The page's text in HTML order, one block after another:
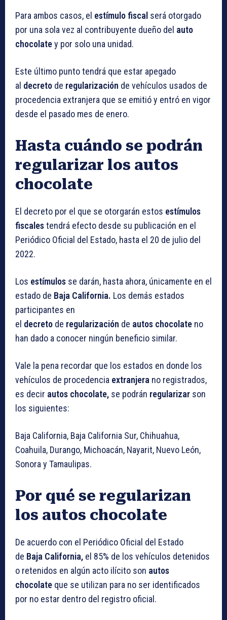
Para ambos casos, el estímulo fiscal será otorgado
por una sola vez al contribuyente dueño del auto
chocolatey por solo una unidad.
Este último punto tendrá que estar apegado
al decreto de regularización de vehículos usados de
procedencia extranjera que se emitió y entró en vigor
desde el pasado mes de enero.
Hasta cuándo se podrán
regularizar los autos
chocolate
El decreto por el que se otorgarán estos estímulos
fiscalestendrá efecto desde su publicación en el
Periódico Oficial del Estado, hasta el 20 de julio del
2022.
Los estímulos se darán, hasta ahora, únicamente en el
estado de Baja California. Los demás estados
participantes en
el decreto de regularización de autos chocolate no
han dado a conocer ningún beneficio similar.
Vale la pena recordar que los estados en donde los
vehículos de procedencia extranjera no registrados,
es decir autos chocolate, se podrán regularizar son
los siguientes:
Baja California, Baja California Sur, Chihuahua,
Coahuila, Durango, Michoacán, Nayarit, Nuevo León,
Sonora y Tamaulipas.
Por qué se regularizan
los autos chocolate
De acuerdo con el Periódico Oficial del Estado
de Baja California, el 85% de los vehículos detenidos
o retenidos en algún acto ilícito son autos
chocolate que se utilizan para no ser identificados
por no estar dentro del registro oficial.